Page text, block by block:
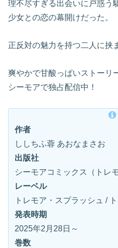
理不尽すぎる出会いに戸惑う
少女との恋の幕開けだった。
正反対の魅力を持つ二人に挟
爽やかで甘酸っぱいストーリ
シーモアで独占配信中！
作者
ししちふ蓉 あおなまさお
出版社
シーモアコミックス（トレモ
レーベル
トレモア・スプラッシュ /
発表時期
2025年2月28日～
巻数